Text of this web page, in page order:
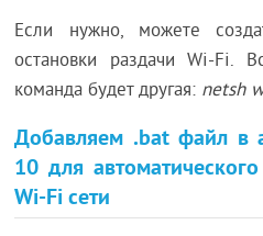
Если нужно, можете
остановки раздачи Wi-Fi.
команда будет другая: netsh
Добавляем .bat файл в
10 для
Wi-Fi сети